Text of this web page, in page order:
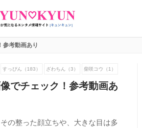
参考動画あり
すっぴん（183） ざわちん（3） 柴咲コウ（1）
でチェック！参考動画あ
の整った顔立ちや、大きな目は多